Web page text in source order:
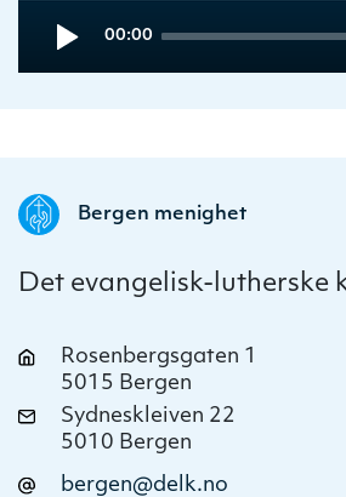
Player
Current
00:00
Bergen menighet
Det evangelisk-lutherske
Rosenbergsgaten 1
5015 Bergen
Sydneskleiven 22
5010 Bergen
bergen@delk.no